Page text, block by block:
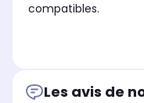
compatibles.
Les avis de